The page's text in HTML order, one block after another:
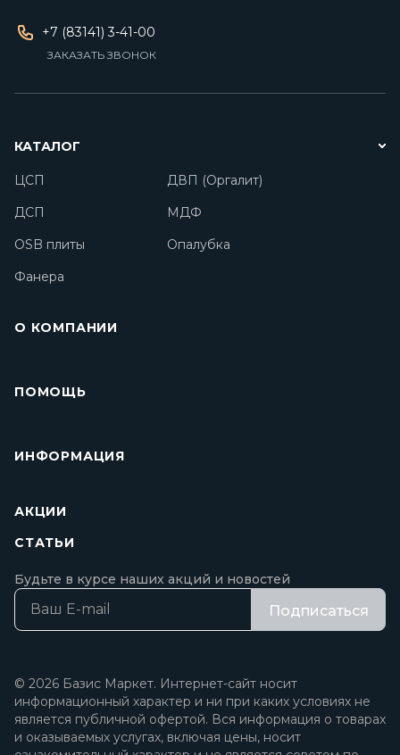
+7 (83141) 3-41-00
ЗАКАЗАТЬ ЗВОНОК
КАТАЛОГ
ЦСП
ДВП (Оргалит)
ДСП
МДФ
OSB плиты
Опалубка
Фанера
О КОМПАНИИ
ПОМОЩЬ
ИНФОРМАЦИЯ
АКЦИИ
СТАТЬИ
Будьте в курсе наших акций и новостей
Подписаться
© 2026 Базис Маркет. Интернет-сайт носит
информационный характер и ни при каких условиях не
является публичной офертой. Вся информация о товарах
и оказываемых услугах, включая цены, носит